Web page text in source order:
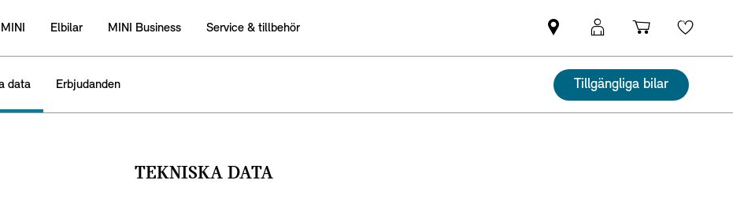
Elbilar MINI Business Service & tillbehör
Hitta
MINI
partner
MyMini
inloggning
Kundvagn
data Erbjudanden Tillgängliga bilar
TEKNISKA DATA